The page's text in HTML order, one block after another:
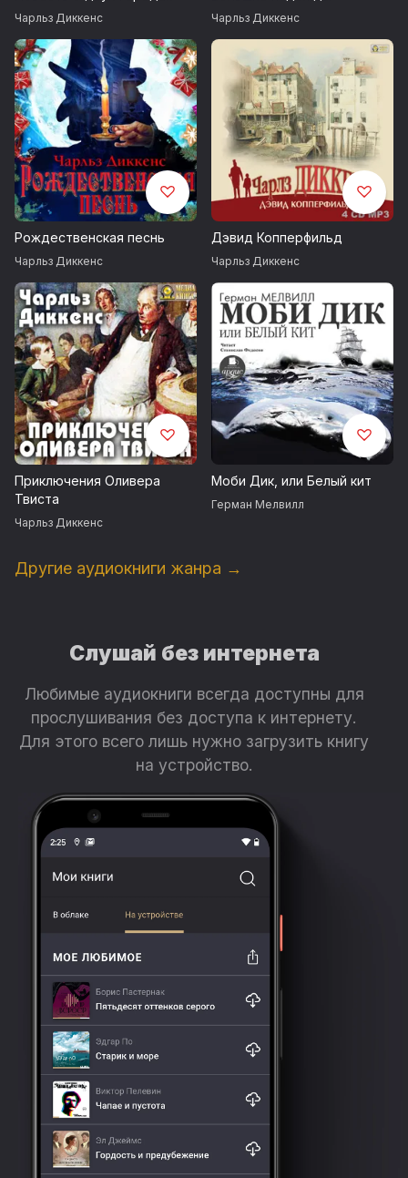
Чарльз Диккенс Чарльз Диккенс
Рождественская песнь
Чарльз Диккенс
Дэвид Копперфильд
Чарльз Диккенс
Приключения Оливера
Твиста
Чарльз Диккенс
Моби Дик, или Белый кит
Герман Мелвилл
Другие аудиокниги жанра →
Слушай без интернета
Любимые аудиокниги всегда доступны для
прослушивания без доступа к интернету.
Для этого всего лишь нужно загрузить книгу
на устройство.